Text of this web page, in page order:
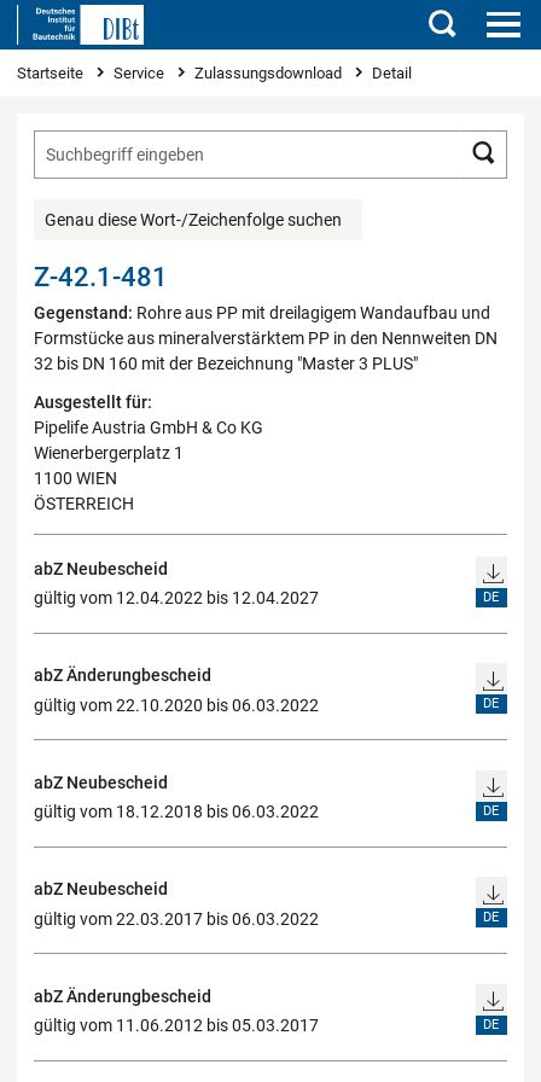
Suchen
Sie sind hier
Startseite Service Zulassungsdownload Detail
Genau diese Wort-/Zeichenfolge suchen
Z-42.1-481
Gegenstand: Rohre aus PP mit dreilagigem Wandaufbau und
Formstücke aus mineralverstärktem PP in den Nennweiten DN
32 bis DN 160 mit der Bezeichnung "Master 3 PLUS"
Ausgestellt für:
Pipelife Austria GmbH & Co KG
Wienerbergerplatz 1
1100 WIEN
ÖSTERREICH
abZ Neubescheid
gültig vom 12.04.2022 bis 12.04.2027
DE
abZ Änderungbescheid
gültig vom 22.10.2020 bis 06.03.2022
DE
abZ Neubescheid
gültig vom 18.12.2018 bis 06.03.2022
DE
abZ Neubescheid
gültig vom 22.03.2017 bis 06.03.2022
DE
abZ Änderungbescheid
gültig vom 11.06.2012 bis 05.03.2017
DE